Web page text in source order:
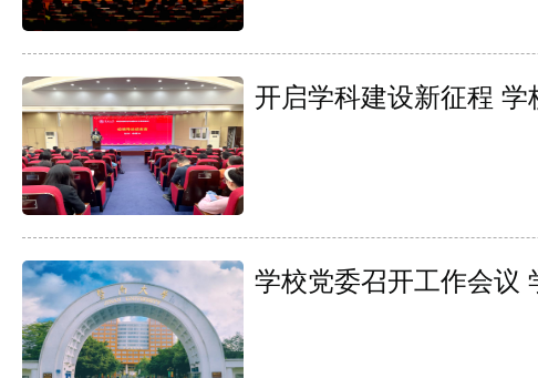
开启学科建设新征程
学校党委召开工作会议